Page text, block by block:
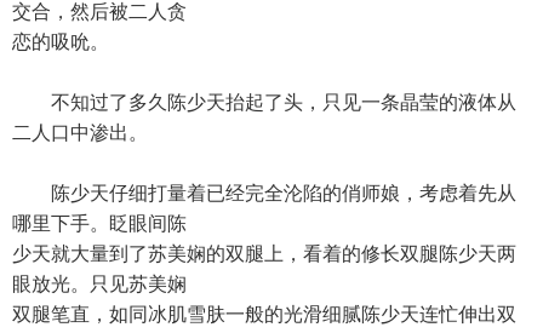
交合，然后被二人贪
恋的吸吮。
不知过了多久陈少天抬起了头，只见一条晶莹的液体从
二人口中渗出。
陈少天仔细打量着已经完全沦陷的俏师娘，考虑着先从
哪里下手。眨眼间陈
少天就大量到了苏美娴的双腿上，看着的修长双腿陈少天两
眼放光。只见苏美娴
双腿笔直，如同冰肌雪肤一般的光滑细腻陈少天连忙伸出双